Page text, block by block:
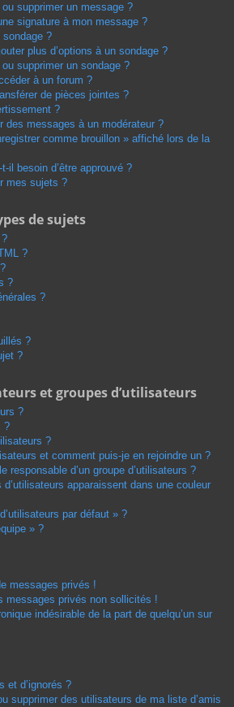
supprimer un message ?
signature à mon message ?
sondage ?
plus d’options à un sondage ?
supprimer un sondage ?
à un forum ?
de pièces jointes ?
?
des messages à un modérateur ?
comme brouillon » affiché lors de la
il besoin d’être approuvé ?
mes sujets ?
de sujets
?
?
?
?
?
et groupes d’utilisateurs
?
?
?
et comment puis-je en rejoindre un ?
responsable d’un groupe d’utilisateurs ?
d’utilisateurs apparaissent dans une couleur
par défaut » ?
» ?
messages privés !
messages privés non sollicités !
indésirable de la part de quelqu’un sur
et d’ignorés ?
supprimer des utilisateurs de ma liste d’amis